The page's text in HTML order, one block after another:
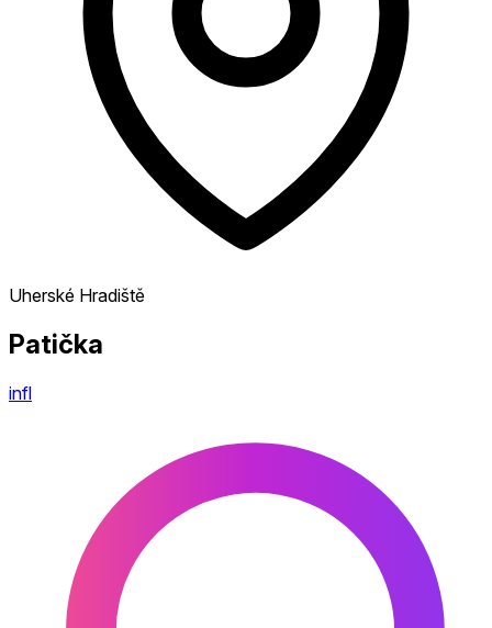
Uherské Hradiště
Patička
infl